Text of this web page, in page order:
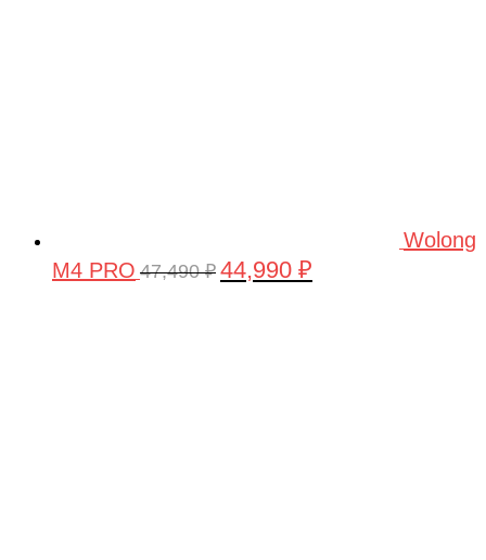
Wolong
M4 PRO 47,490₽ Первоначальная
44,990 ₽